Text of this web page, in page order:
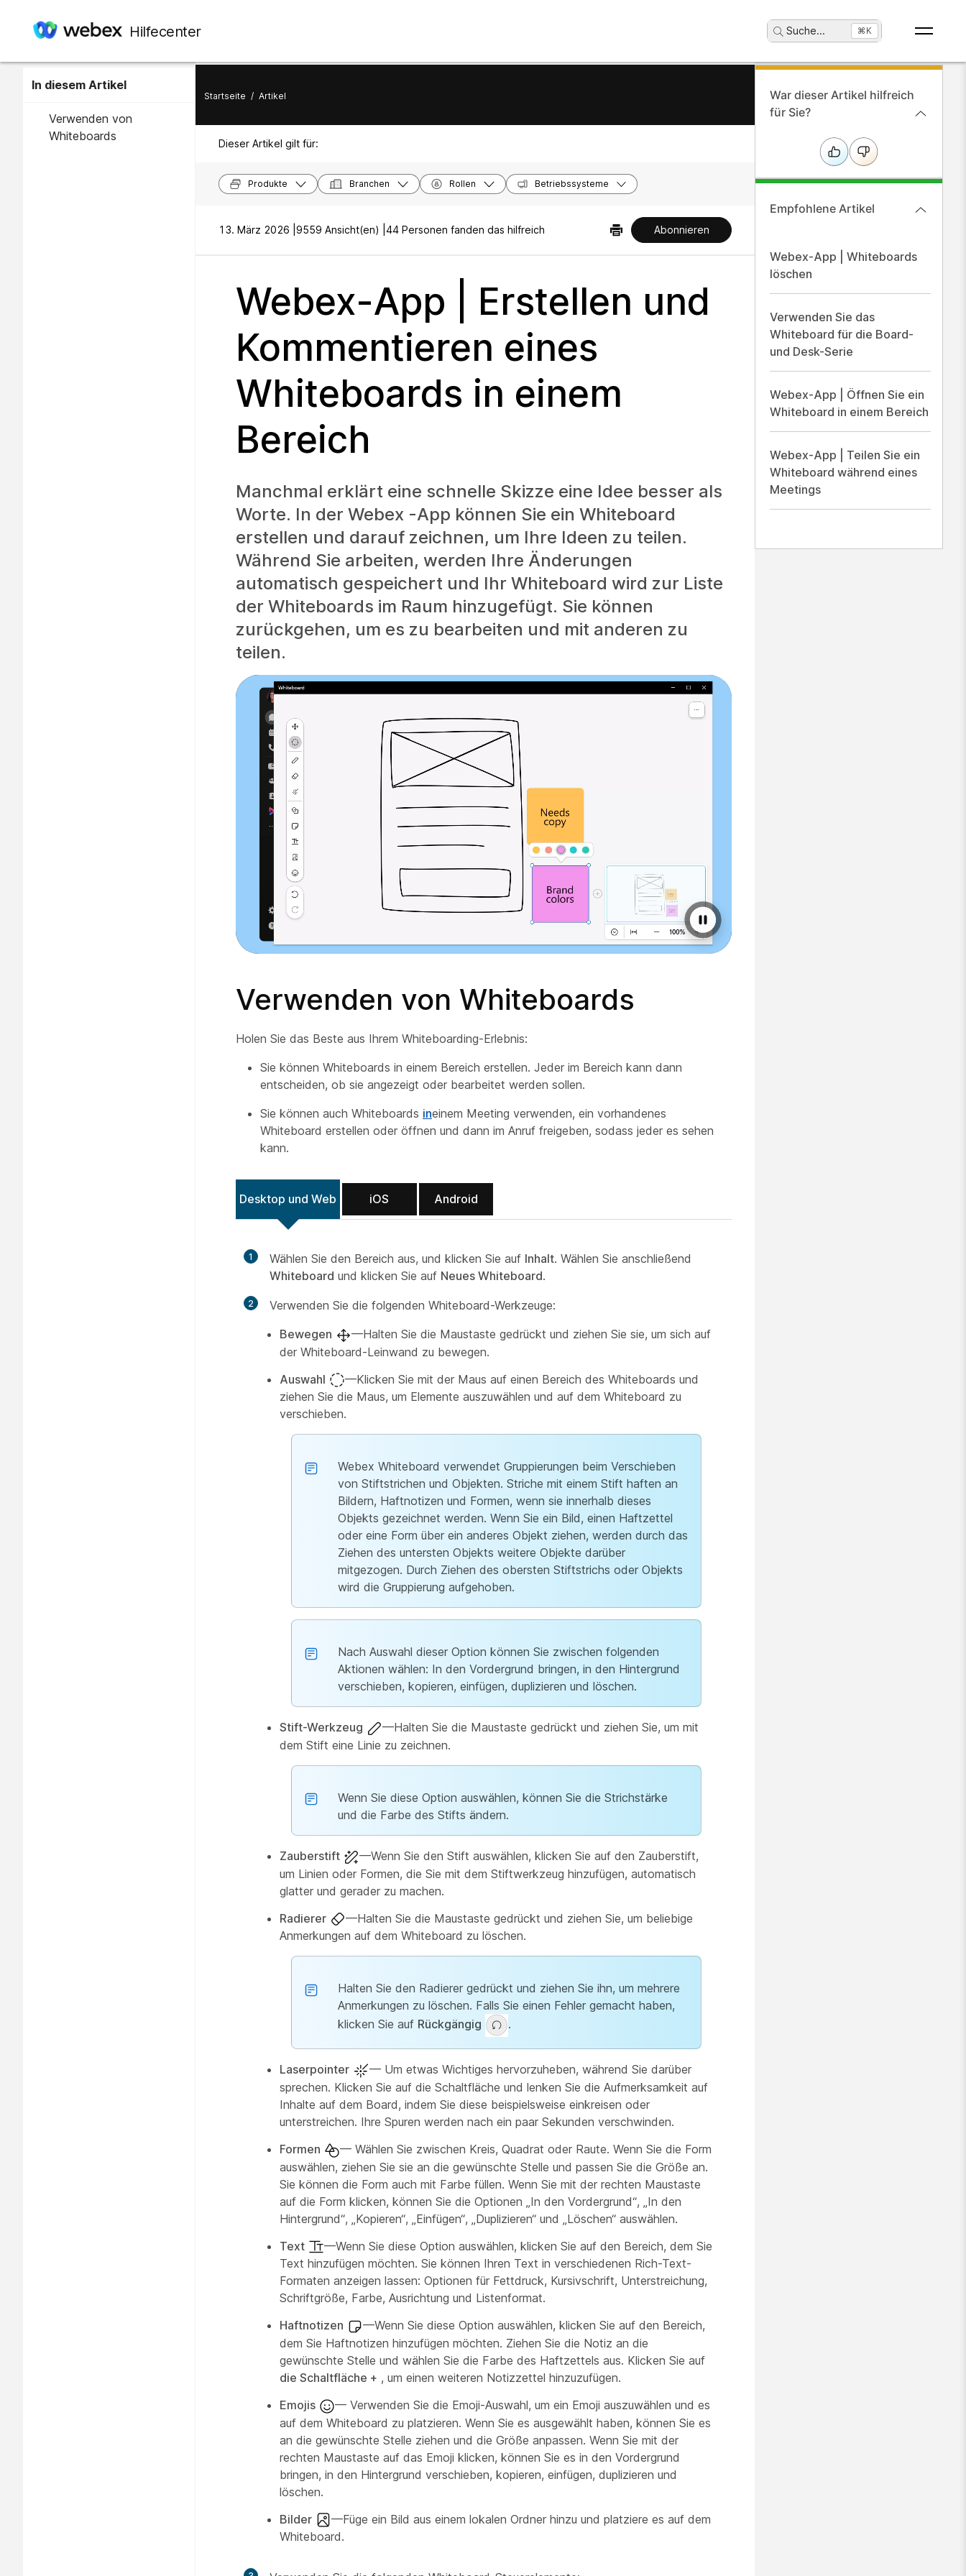
Hilfecenter Suche... ⌘K
In diesem Artikel
Verwenden von
Whiteboards
Startseite / Artikel
Dieser Artikel gilt für:
Produkte Branchen Rollen Betriebssysteme
13. März 2026 | 9559 Ansicht(en) | 44 Personen fanden das hilfreich Abonnieren
Webex-App | Erstellen und
Kommentieren eines
Whiteboards in einem
Bereich
Manchmal erklärt eine schnelle Skizze eine Idee besser als
Worte. In der Webex -App können Sie ein Whiteboard
erstellen und darauf zeichnen, um Ihre Ideen zu teilen.
Während Sie arbeiten, werden Ihre Änderungen
automatisch gespeichert und Ihr Whiteboard wird zur Liste
der Whiteboards im Raum hinzugefügt. Sie können
zurückgehen, um es zu bearbeiten und mit anderen zu
teilen.
Verwenden von Whiteboards
Holen Sie das Beste aus Ihrem Whiteboarding-Erlebnis:
Sie können Whiteboards in einem Bereich erstellen. Jeder im Bereich kann dann
entscheiden, ob sie angezeigt oder bearbeitet werden sollen.
Sie können auch Whiteboards ineinem Meeting verwenden, ein vorhandenes
Whiteboard erstellen oder öffnen und dann im Anruf freigeben, sodass jeder es sehen
kann.
Desktop und Web iOS Android
1 Wählen Sie den Bereich aus, und klicken Sie auf Inhalt. Wählen Sie anschließend
Whiteboard und klicken Sie auf Neues Whiteboard.
2
Verwenden Sie die folgenden Whiteboard-Werkzeuge:
Bewegen
—Halten Sie die Maustaste gedrückt und ziehen Sie sie, um sich auf
der Whiteboard-Leinwand zu bewegen.
Auswahl
—Klicken Sie mit der Maus auf einen Bereich des Whiteboards und
ziehen Sie die Maus, um Elemente auszuwählen und auf dem Whiteboard zu
verschieben.
Webex Whiteboard verwendet Gruppierungen beim Verschieben
von Stiftstrichen und Objekten. Striche mit einem Stift haften an
Bildern, Haftnotizen und Formen, wenn sie innerhalb dieses
Objekts gezeichnet werden. Wenn Sie ein Bild, einen Haftzettel
oder eine Form über ein anderes Objekt ziehen, werden durch das
Ziehen des untersten Objekts weitere Objekte darüber
mitgezogen. Durch Ziehen des obersten Stiftstrichs oder Objekts
wird die Gruppierung aufgehoben.
Nach Auswahl dieser Option können Sie zwischen folgenden
Aktionen wählen: In den Vordergrund bringen, in den Hintergrund
verschieben, kopieren, einfügen, duplizieren und löschen.
Stift-Werkzeug
—Halten Sie die Maustaste gedrückt und ziehen Sie, um mit
dem Stift eine Linie zu zeichnen.
Wenn Sie diese Option auswählen, können Sie die Strichstärke
und die Farbe des Stifts ändern.
Zauberstift
—Wenn Sie den Stift auswählen, klicken Sie auf den Zauberstift,
um Linien oder Formen, die Sie mit dem Stiftwerkzeug hinzufügen, automatisch
glatter und gerader zu machen.
Radierer
—Halten Sie die Maustaste gedrückt und ziehen Sie, um beliebige
Anmerkungen auf dem Whiteboard zu löschen.
Halten Sie den Radierer gedrückt und ziehen Sie ihn, um mehrere
Anmerkungen zu löschen. Falls Sie einen Fehler gemacht haben,
klicken Sie auf Rückgängig .
Laserpointer
— Um etwas Wichtiges hervorzuheben, während Sie darüber
sprechen. Klicken Sie auf die Schaltfläche und lenken Sie die Aufmerksamkeit auf
Inhalte auf dem Board, indem Sie diese beispielsweise einkreisen oder
unterstreichen. Ihre Spuren werden nach ein paar Sekunden verschwinden.
Formen
— Wählen Sie zwischen Kreis, Quadrat oder Raute. Wenn Sie die Form
auswählen, ziehen Sie sie an die gewünschte Stelle und passen Sie die Größe an.
Sie können die Form auch mit Farbe füllen. Wenn Sie mit der rechten Maustaste
auf die Form klicken, können Sie die Optionen „In den Vordergrund“, „In den
Hintergrund“, „Kopieren“, „Einfügen“, „Duplizieren“ und „Löschen“ auswählen.
Text
—Wenn Sie diese Option auswählen, klicken Sie auf den Bereich, dem Sie
Text hinzufügen möchten. Sie können Ihren Text in verschiedenen Rich-Text-
Formaten anzeigen lassen: Optionen für Fettdruck, Kursivschrift, Unterstreichung,
Schriftgröße, Farbe, Ausrichtung und Listenformat.
Haftnotizen
—Wenn Sie diese Option auswählen, klicken Sie auf den Bereich,
dem Sie Haftnotizen hinzufügen möchten. Ziehen Sie die Notiz an die
gewünschte Stelle und wählen Sie die Farbe des Haftzettels aus. Klicken Sie auf
die Schaltfläche + , um einen weiteren Notizzettel hinzuzufügen.
Emojis
— Verwenden Sie die Emoji-Auswahl, um ein Emoji auszuwählen und es
auf dem Whiteboard zu platzieren. Wenn Sie es ausgewählt haben, können Sie es
an die gewünschte Stelle ziehen und die Größe anpassen. Wenn Sie mit der
rechten Maustaste auf das Emoji klicken, können Sie es in den Vordergrund
bringen, in den Hintergrund verschieben, kopieren, einfügen, duplizieren und
löschen.
Bilder
—Füge ein Bild aus einem lokalen Ordner hinzu und platziere es auf dem
Whiteboard.
War dieser Artikel hilfreich
für Sie?
Empfohlene Artikel
Webex-App | Whiteboards
löschen
Verwenden Sie das
Whiteboard für die Board-
und Desk-Serie
Webex-App | Öffnen Sie ein
Whiteboard in einem Bereich
Webex-App | Teilen Sie ein
Whiteboard während eines
Meetings